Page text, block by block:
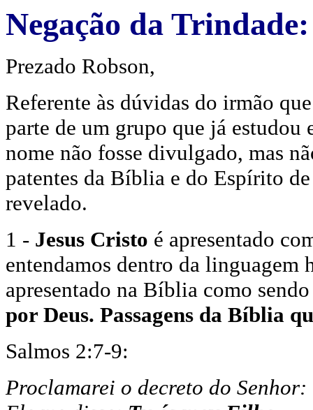
Negação da
Prezado Robson,
Referente às dúvidas do irmão
parte de um grupo que já estudou
nome não fosse divulgado, mas
patentes da Bíblia e do Espírito
revelado.
1 - Jesus Cristo é apresentado
entendamos dentro da linguagem
apresentado na Bíblia como
por Deus. Passagens da Bíblia
Salmos 2:7-9:
Proclamarei o decreto do Senhor: